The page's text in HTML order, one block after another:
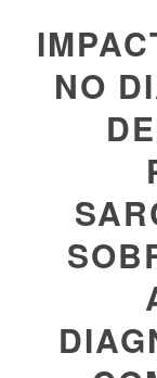
NO